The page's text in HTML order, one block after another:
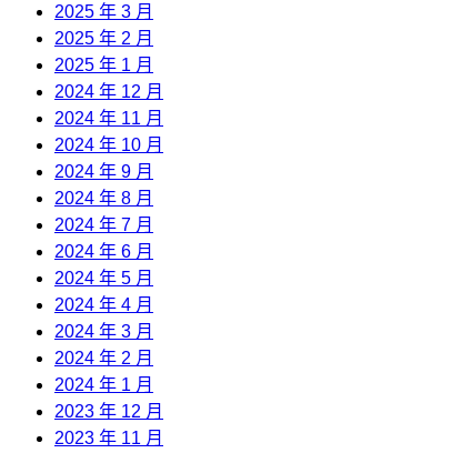
2025 年 3 月
2025 年 2 月
2025 年 1 月
2024 年 12 月
2024 年 11 月
2024 年 10 月
2024 年 9 月
2024 年 8 月
2024 年 7 月
2024 年 6 月
2024 年 5 月
2024 年 4 月
2024 年 3 月
2024 年 2 月
2024 年 1 月
2023 年 12 月
2023 年 11 月